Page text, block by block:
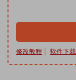
修改教程 软件下载